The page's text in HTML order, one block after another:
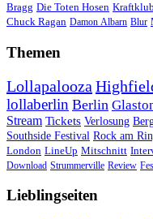
Bragg Die Toten Hosen Kraftklub
Chuck Ragan Damon Albarn Blur
Themen
Lollapalooza
lollaberlin Berlin
Stream Tickets Verlosung
Southside Festival Rock am
London LineUp Mitschnitt
Download Strummerville Review
Lieblingseiten